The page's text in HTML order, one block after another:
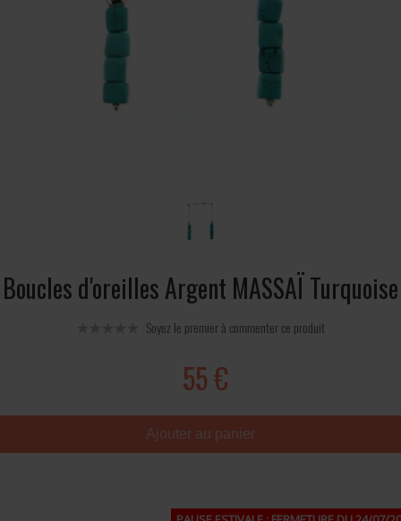
Boucles d'oreilles Argent MASSAÏ Turquoise
Soyez le premier à commenter ce produit
55 €
Ajouter au panier